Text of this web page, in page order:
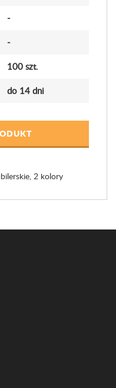
-
-
100 szt.
do 14 dni
2 kolory